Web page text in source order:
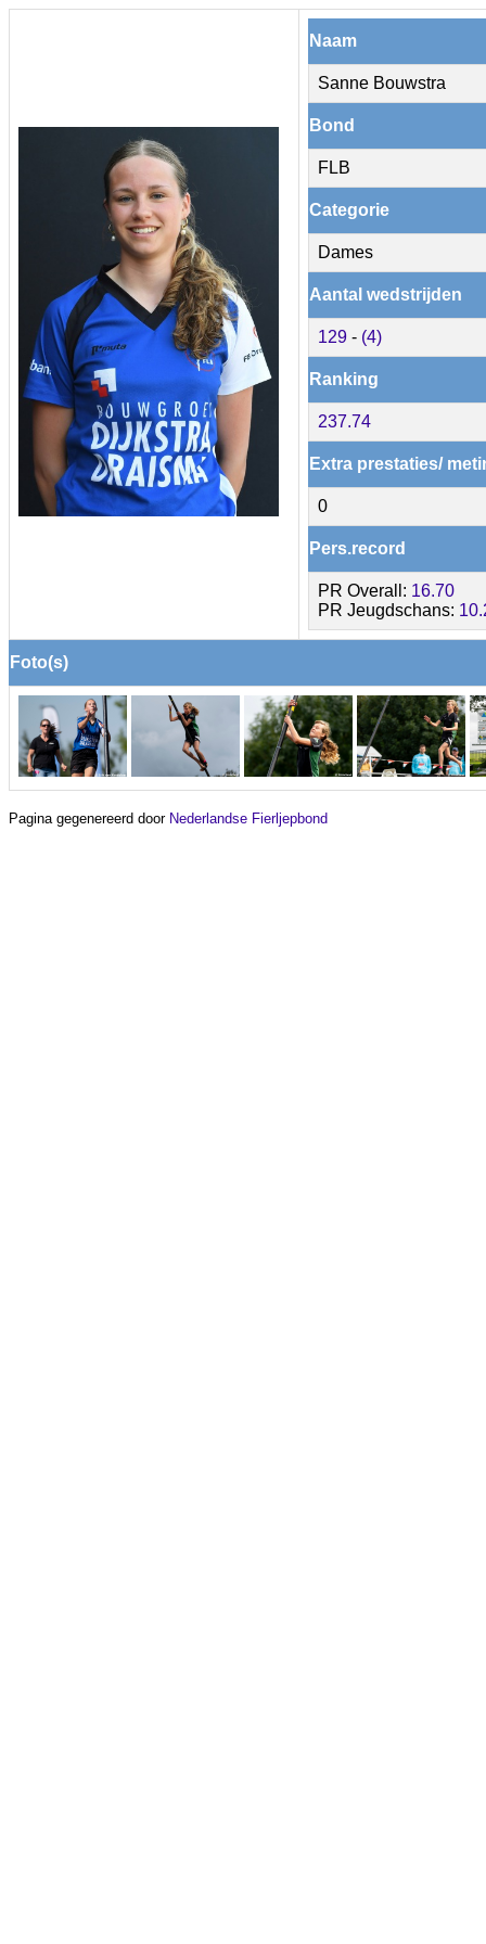
Naam
Sanne Bouwstra
Bond
FLB
Categorie
Dames
Aantal wedstrijden
129 - (4)
Ranking
237.74
Extra prestaties/
0
Pers.record
PR Overall: 16.70
PR Jeugdschans:
Foto(s)
Pagina gegenereerd door Nederlandse Fierljepbond